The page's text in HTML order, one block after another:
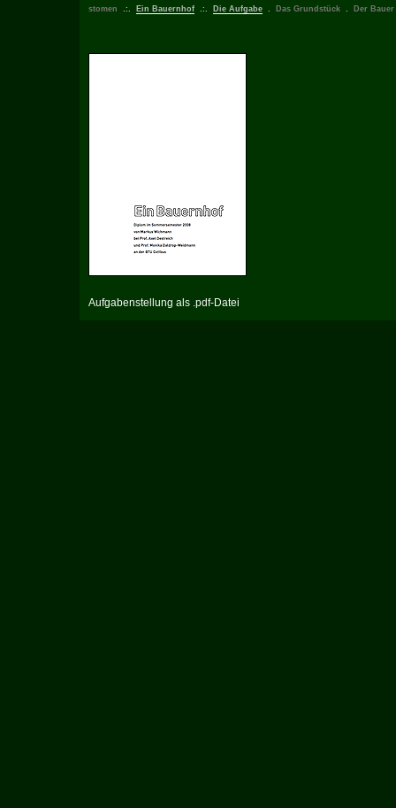
stomen .:. Ein Bauernhof .:. Die Aufgabe . Das Grundstück . Der Bauer
Aufgabenstellung als .pdf-Datei